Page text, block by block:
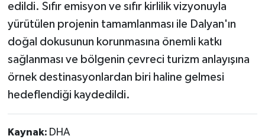
edildi. Sıfır emisyon ve sıfır kirlilik vizyonuyla
yürütülen projenin tamamlanması ile Dalyan'ın
doğal dokusunun korunmasına önemli katkı
sağlanması ve bölgenin çevreci turizm anlayışına
örnek destinasyonlardan biri haline gelmesi
hedeflendiği kaydedildi.
Kaynak: DHA